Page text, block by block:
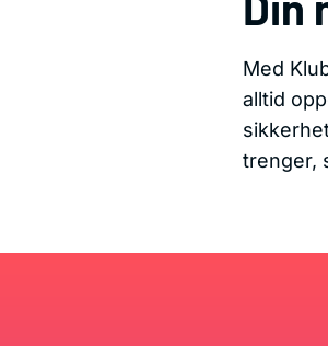
Med
alltid
trenger,